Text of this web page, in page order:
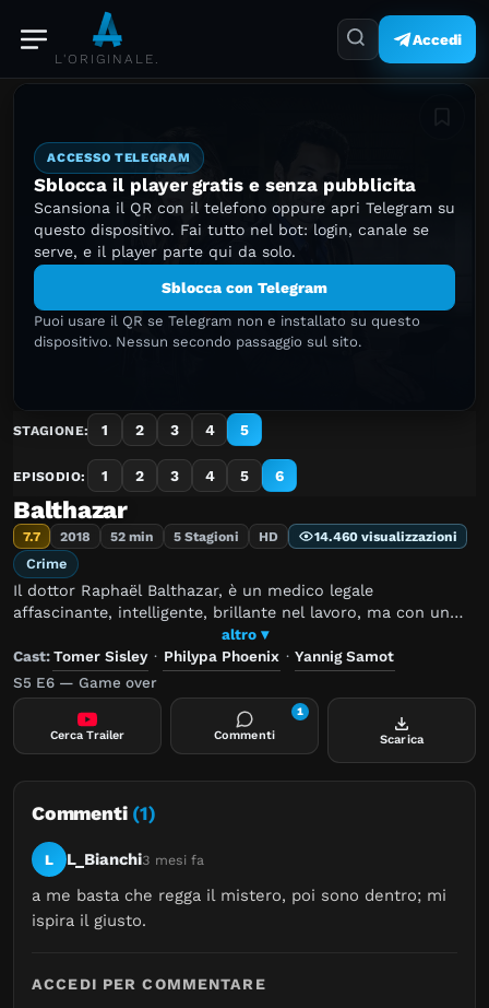
L'ORIGINALE.
Accedi
ACCESSO TELEGRAM
Sblocca il player gratis e senza pubblicita
Scansiona il QR con il telefono oppure apri Telegram su
questo dispositivo. Fai tutto nel bot: login, canale se
serve, e il player parte qui da solo.
Sblocca con Telegram
Puoi usare il QR se Telegram non e installato su questo
dispositivo. Nessun secondo passaggio sul sito.
STAGIONE: 1 2 3 4 5
EPISODIO: 1 2 3 4 5 6
Balthazar
7.7 2018 52 min 5 Stagioni HD 14.460 visualizzazioni
Crime
Il dottor Raphaël Balthazar, è un medico legale
affascinante, intelligente, brillante nel lavoro, ma con un
carattere assolutamente esasperante. Forte di queste
qualità sfida spesso il sistema delle regole imposte dalla
società. Per Hélène Bach, capitano della polizia, non è
facile lavorare con Raphaël. Tuttavia, deve trovare il modo
di farlo perché solamente unendo le forze possono
pensare di riuscire a risolvere il caso di omicidio
altro ▾
Cast:Tomer Sisley· Philypa Phoenix · Yannig Samot
S5 E6 — Game over
Cerca Trailer Commenti
1
Scarica
Commenti (1)
L L_Bianchi3 mesi fa
a me basta che regga il mistero, poi sono dentro; mi
ispira il giusto.
ACCEDI PER COMMENTARE